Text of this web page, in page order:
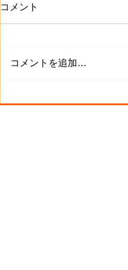
コメント
コメントを追加…